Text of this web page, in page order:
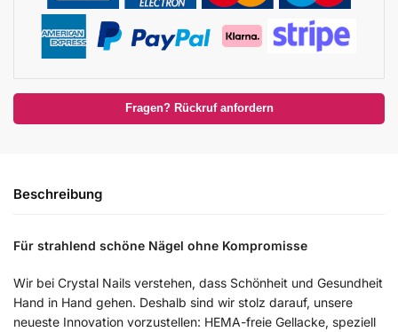
Fragen? Rückruf anfordern
Beschreibung
Für strahlend schöne Nägel ohne Kompromisse
Wir bei Crystal Nails verstehen, dass Schönheit und Gesundheit
Hand in Hand gehen. Deshalb sind wir stolz darauf, unsere
neueste Innovation vorzustellen: HEMA-freie Gellacke, speziell